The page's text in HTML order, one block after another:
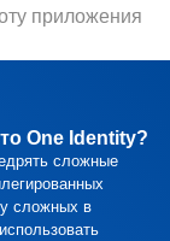
приложения
One Identity?
сложные
сложных в